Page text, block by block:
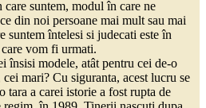
suntem, modul în care ne
din noi persoane mai mult sau mai
suntem întelesi si judecati este în
vom fi urmati.
însisi modele, atât pentru cei de-o
mari? Cu siguranta, acest lucru se
tara a carei istorie a fost rupta de